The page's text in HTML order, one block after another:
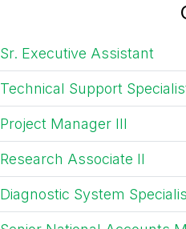
Sr. Executive Assistant
Technical Support
Project Manager III
Research Associate II
Diagnostic System